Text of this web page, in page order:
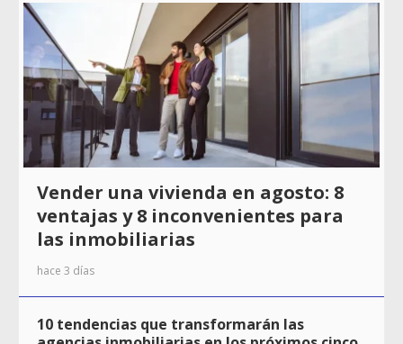
Vender una vivienda en agosto: 8
ventajas y 8 inconvenientes para
las inmobiliarias
hace 3 días
10 tendencias que transformarán las